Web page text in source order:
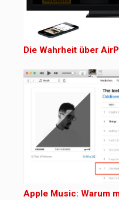
Die Wahrheit über
Apple Music: Warum